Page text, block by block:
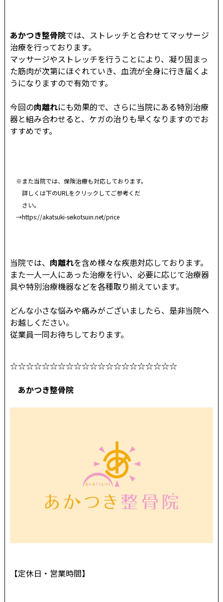
あかつき整骨院では、ストレッチと合わせてマッサージ
治療を行っております。
マッサージやストレッチを行うことにより、凝り固まっ
た筋肉が次第にほぐれていき、血流が全身に行き届くよ
うになりますので有効です。
今回の肉離れにも効果的で、さらに当院にある特別治療
器と組み合わせると、ケガの治りも早くなりますのでお
すすめです。
※また当院では、保険治療も対応しております。
詳しくは下のURLをクリックしてご参考くだ
さい。
→https://akatsuki-seikotsuin.net/price
当院では、 肉離れを含め様々な疾患対応しております。
また一人一人にあった治療を行い、必要に応じて治療器
具や特別治療機器などを各種取り揃えています。
どんな小さな悩みや痛みがございましたら、是非当院へ
お越しください。
従業員一同お待ちしております。
☆☆☆☆☆☆☆☆☆☆☆☆☆☆☆☆☆☆☆☆☆
あかつき整骨院
【定休日・営業時間】